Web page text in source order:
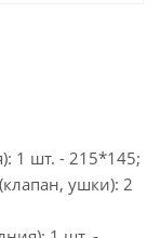
1 шт. - 215*145;
ушки): 2